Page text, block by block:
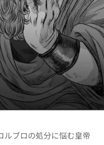
ルブロの処分に悩む皇帝